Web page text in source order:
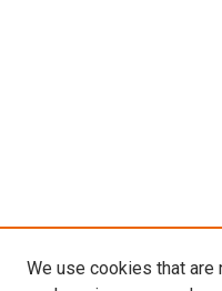
We use cookies that